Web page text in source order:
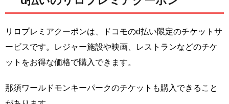
リロプレミアクーポンは、ドコモのd払い限定のチケットサ
ービスです。レジャー施設や映画、レストランなどのチケ
ットをお得な価格で購入できます。
那須ワールドモンキーパークのチケットも購入できること